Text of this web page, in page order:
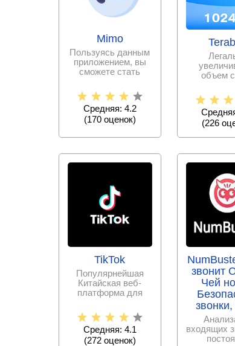
Mimo
Пользуясь данным
приложением, вы
сможете стать
сравнительно
Средняя: 4.2
(170оценок)
объем
всю
(226
TikTok
Популярнейшая
Китайская веб-
платформа для
публикации
коротких
видеороликов
Средняя: 4.1
(272оценок)
звонит
Чей
входящих